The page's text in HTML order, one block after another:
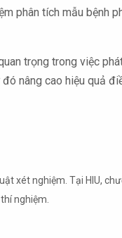
phân tích mẫu bệnh
trọng trong việc
nâng cao hiệu quả
xét nghiệm. Tại HIU,
nghiệm.